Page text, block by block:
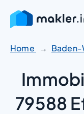
Zum
Inhalt
springen
Home
79588